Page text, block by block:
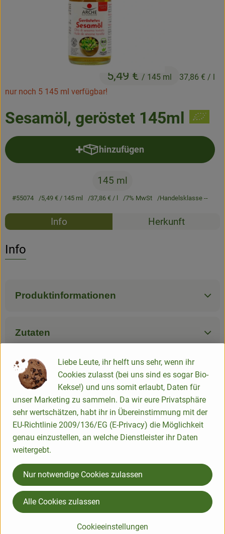
Angebote & Neues
Getränke
Jobkiste
Service
Sesamöl, geröstet 145ml
5,49 € / 145 ml 37,86 € / l
nur noch 5 145 ml verfügbar!
hinzufügen
Produkt zum Warenkorb
145 ml
#55074 5,49 € / 145 ml 37,86 € / l 7% MwSt Handelsklasse --
Rezepte
Info Herkunft
Info
Produktinformationen
Zutaten
Nährwert-Info
Produktdatenblatt
Herkunft
Hersteller: Arche Naturküche
Italien
Arche Naturküche
Liebe Leute, ihr helft uns sehr, wenn ihr
Cookies zulasst (bei uns sind es sogar Bio-
Kekse!) und uns somit erlaubt, Daten für
unser Marketing zu sammeln. Da wir eure Privatsphäre
sehr wertschätzen, habt ihr in Übereinstimmung mit der
EU-Richtlinie 2009/136/EG (E-Privacy) die Möglichkeit
genau einzustellen, an welche Dienstleister ihr Daten
weitergebt.
Cookieeinstellungen
Nur notwendige Cookies zulassen
Alle Cookies zulassen